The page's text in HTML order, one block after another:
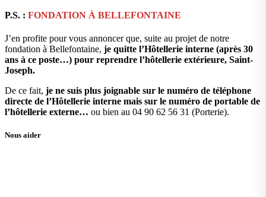
P.S. : FONDATION À BELLEFONTAINE
J’en profite pour vous annoncer que, suite au projet de notre
fondation à Bellefontaine, je quitte l’Hôtellerie interne (après 30
ans à ce poste…) pour reprendre l’hôtellerie extérieure, Saint-
Joseph.
De ce fait, je ne suis plus joignable sur le numéro de téléphone
directe de l’Hôtellerie interne mais sur le numéro de portable de
l’hôtellerie externe… ou bien au 04 90 62 56 31 (Porterie).
Nous aider